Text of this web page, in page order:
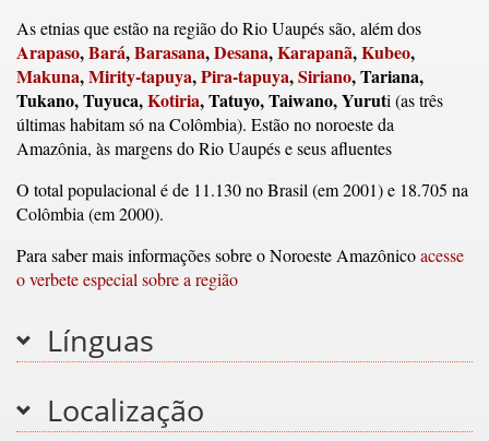
As etnias que estão na região do Rio Uaupés são, além dos
Arapaso,Bará,Barasana,Desana,Karapanã,Kubeo,
Makuna,Mirity-tapuya,Pira-tapuya,Siriano, Tariana,
Tukano, Tuyuca,Kotiria, Tatuyo, Taiwano, Yuruti (as três
últimas habitam só na Colômbia). Estão no noroeste da
Amazônia, às margens do Rio Uaupés e seus afluentes
O total populacional é de 11.130 no Brasil (em 2001) e 18.705 na
Colômbia (em 2000).
Para saber mais informações sobre o Noroeste Amazônicoacesse
o verbete especial sobre a região
Línguas
Localização